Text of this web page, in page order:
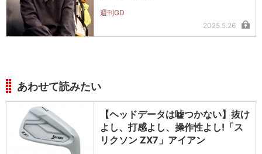
週刊GD
2025.5.26
あわせて読みたい
【ヘッドデータは嘘つかない】抜け
よし、打感よし、操作性よし!「ス
リクソン ZX7」アイアン